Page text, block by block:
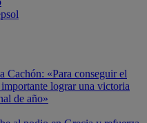
Cachón: «Para conseguir el
lograr una victoria
de año»